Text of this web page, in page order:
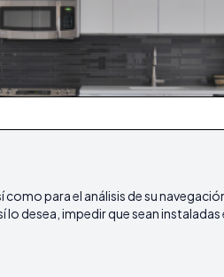
para el análisis de su
desea, impedir que sean instaladas